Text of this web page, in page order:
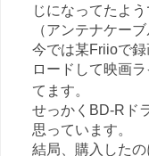
じになってたよう
（アンテナケー
今では某Friioで
ロードして映画
てます。
せっかくBD-Rド
思っています。
結局、購入した